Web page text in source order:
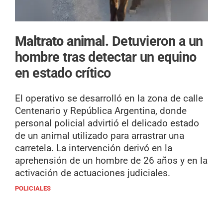
Maltrato animal. Detuvieron a un
hombre tras detectar un equino
en estado crítico
El operativo se desarrolló en la zona de calle
Centenario y República Argentina, donde
personal policial advirtió el delicado estado
de un animal utilizado para arrastrar una
carretela. La intervención derivó en la
aprehensión de un hombre de 26 años y en la
activación de actuaciones judiciales.
POLICIALES